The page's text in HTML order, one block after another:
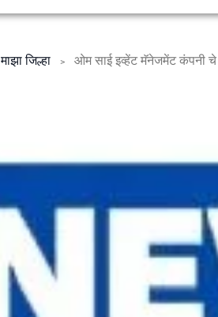
माझा जिल्हा